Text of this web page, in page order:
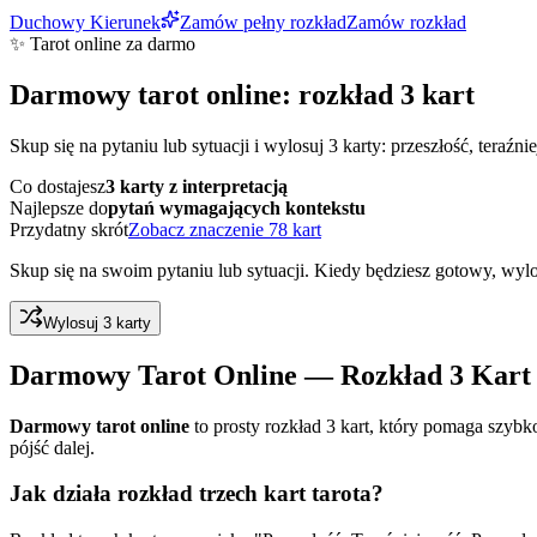
Duchowy Kierunek Zamów pełny rozkładZamów rozkład
✨ Tarot online za darmo
Darmowy tarot online: rozkład 3 kart
Skup się na pytaniu lub sytuacji i wylosuj 3 karty: przeszłość,
Co dostajesz3 karty z interpretacją
Najlepsze dopytań wymagających kontekstu
Przydatny skrótZobacz znaczenie 78 kart
Skup się na swoim pytaniu lub sytuacji. Kiedy będziesz gotowy,
Wylosuj 3 karty
Darmowy Tarot Online — Rozkład 3 Kart
Darmowy tarot online to prosty rozkład 3 kart, który pomaga
pójść dalej.
Jak działa rozkład trzech kart tarota?